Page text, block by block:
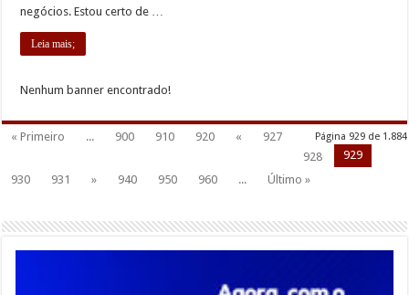
negócios. Estou certo de …
Leia mais;
Nenhum banner encontrado!
Página 929 de 1.884
« Primeiro ... 900 910 920 «
927
928
929
930
931 » 940 950 960 ... Último »